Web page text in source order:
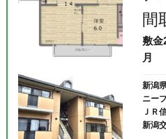
間
敷金
月
新潟
ニー
ＪＲ
新潟